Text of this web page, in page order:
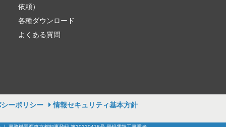
依頼）
各種ダウンロード
よくある質問
ーポリシー 情報セキュリティ基本方針